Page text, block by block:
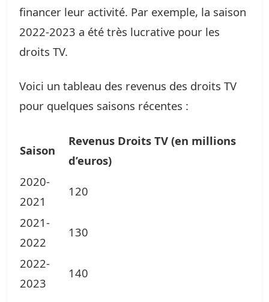
financer leur activité. Par exemple, la saison
2022-2023 a été très lucrative pour les
droits TV.
Voici un tableau des revenus des droits TV
pour quelques saisons récentes :
Saison
Revenus Droits TV (en millions
d’euros)
2020-
2021
120
2021-
2022
130
2022-
2023
140